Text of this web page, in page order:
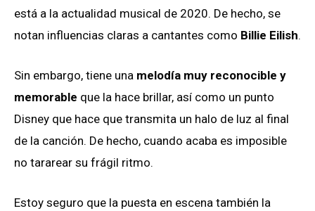
está a la actualidad musical de 2020. De hecho, se
notan influencias claras a cantantes como Billie Eilish.
Sin embargo, tiene una melodía muy reconocible y
memorable que la hace brillar, así como un punto
Disney que hace que transmita un halo de luz al final
de la canción. De hecho, cuando acaba es imposible
no tararear su frágil ritmo.
Estoy seguro que la puesta en escena también la